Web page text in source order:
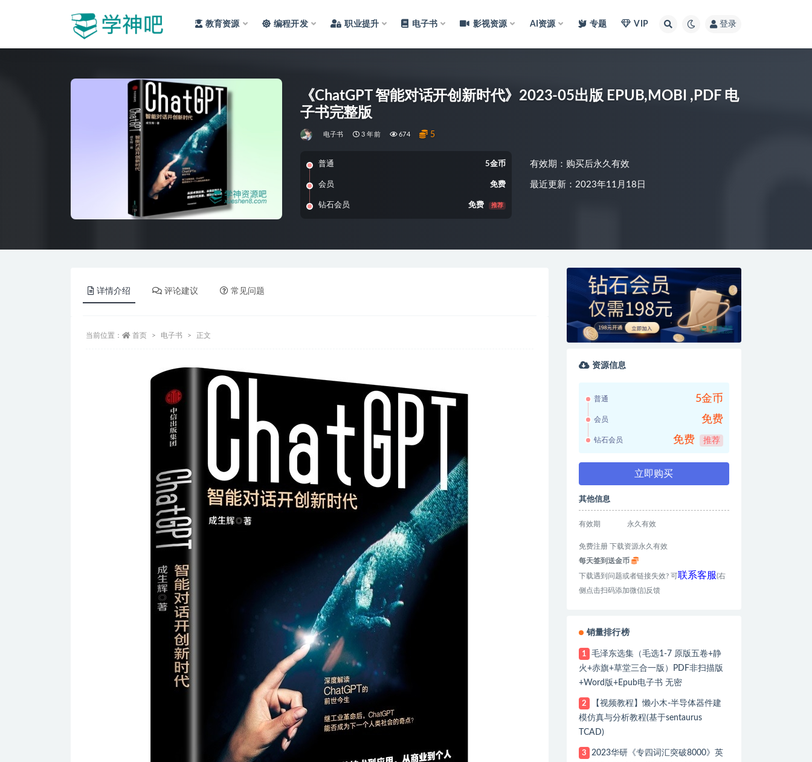
教育资源 编程开发 职业提升 电子书 影视资源 AI资源 专题 VIP 登录
《ChatGPT 智能对话开创新时代》2023-05出版 EPUB,MOBI ,PDF 电
子书完整版
电子书 3 年前 674 5
普通 5金币
会员 免费
钻石会员 免费 推荐
有效期：购买后永久有效
最近更新：2023年11月18日
详情介绍 评论建议 常见问题
当前位置： 首页 电子书 正文
资源信息
普通 5金币
会员 免费
钻石会员 免费 推荐
立即购买
其他信息
有效期 永久有效
免费注册 下载资源永久有效
每天签到送金币
下载遇到问题或者链接失效? 可联系客服(右
侧点击扫码添加微信)反馈
销量排行榜
1
毛泽东选集（毛选1-7 原版五卷+静
火+赤旗+草堂三合一版）PDF非扫描版
+Word版+Epub电子书 无密
2
【视频教程】懒小木-半导体器件建
模仿真与分析教程(基于sentaurus
TCAD)
3
2023华研《专四词汇突破8000》英